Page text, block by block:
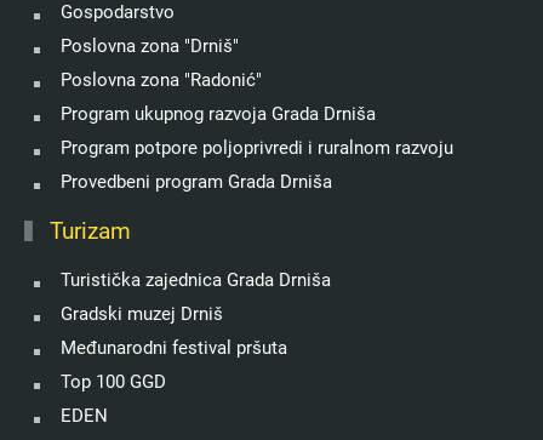
Gospodarstvo
Poslovna zona "Drniš"
Poslovna zona "Radonić"
Program ukupnog razvoja Grada Drniša
Program potpore poljoprivredi i ruralnom razvoju
Provedbeni program Grada Drniša
Turizam
Turistička zajednica Grada Drniša
Gradski muzej Drniš
Međunarodni festival pršuta
Top 100 GGD
EDEN